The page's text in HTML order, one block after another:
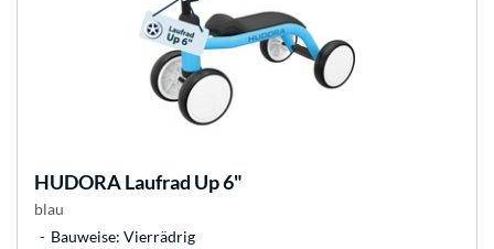
HUDORALaufrad Up 6"
blau
Bauweise: Vierrädrig